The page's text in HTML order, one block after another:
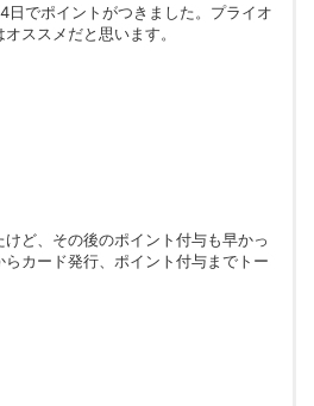
日でポイントがつきました。プライオ
ススメだと思います。
ど、その後のポイント付与も早かっ
カード発行、ポイント付与までトー